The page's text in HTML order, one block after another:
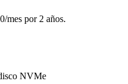
mes por 2 años.
NVMe